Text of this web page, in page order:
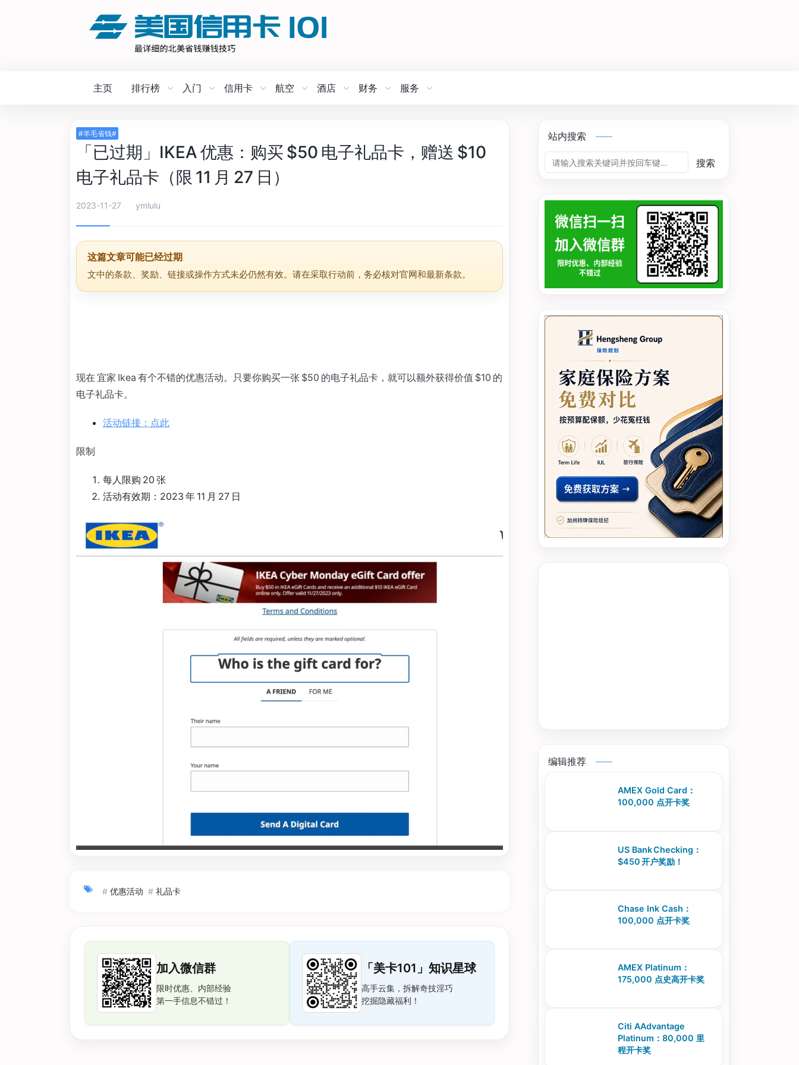
主页 排行榜 入门 信用卡 航空 酒店 财务 服务
#羊毛省钱#
「已过期」IKEA 优惠：购买 $50 电子礼品卡，赠送 $10
电子礼品卡（限 11 月 27 日）
2023-11-27 ymlulu
这篇文章可能已经过期
文中的条款、奖励、链接或操作方式未必仍然有效。请在采取行动前，务必核对官网和最新条款。
现在 宜家 Ikea 有个不错的优惠活动。只要你购买一张 $50 的电子礼品卡，就可以额外获得价值 $10 的
电子礼品卡。
活动链接：点此
限制
每人限购 20 张
活动有效期：2023 年 11 月 27 日
# 优惠活动 # 礼品卡
加入微信群
限时优惠、内部经验
第一手信息不错过！
「美卡101」知识星球
高手云集，拆解奇技淫巧
挖掘隐藏福利！
站内搜索
搜索
编辑推荐
AMEX Gold Card：
100,000 点开卡奖
US Bank Checking：
$450 开户奖励！
Chase Ink Cash：
100,000 点开卡奖
AMEX Platinum：
175,000 点史高开卡奖
Citi AAdvantage
Platinum：80,000 里
程开卡奖